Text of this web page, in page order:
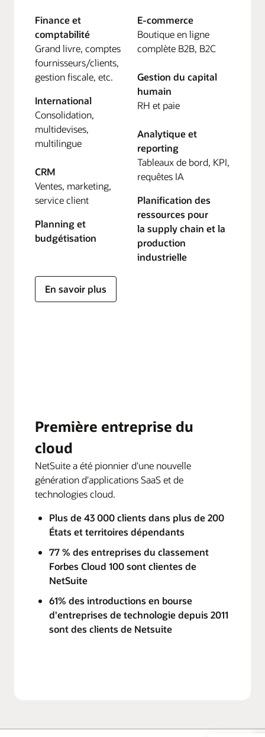
Première entreprise du
cloud
NetSuite a été pionnier d'une nouvelle
génération d'applications SaaS et de
technologies cloud.
Plus de 43 000 clients dans plus de 200
États et territoires dépendants
77 % des entreprises du classement
Forbes Cloud 100 sont clientes de
NetSuite
61% des introductions en bourse
d'entreprises de technologie depuis 2011
sont des clients de Netsuite
Finance et
comptabilité
Grand livre, comptes
fournisseurs/clients,
gestion fiscale, etc.
International
Consolidation,
multidevises,
multilingue
CRM
Ventes, marketing,
service client
Planning et
budgétisation
E-commerce
Boutique en ligne
complète B2B, B2C
Gestion du capital
humain
RH et paie
Analytique et
reporting
Tableaux de bord, KPI,
requêtes IA
Planification des
ressources pour
la supply chain et la
production
industrielle
En savoir plus